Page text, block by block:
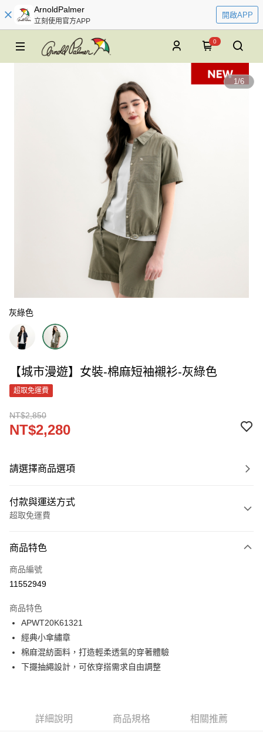
ArnoldPalmer
立刻使用官方APP
開啟APP
0
1/6
灰綠色
【城市漫遊】女裝-棉麻短袖襯衫-灰綠色
超取免運費
NT$2,850
NT$2,280
請選擇商品選項
付款與運送方式
超取免運費
信用卡一次付款
LINE Pay
悠遊付
Google Pay
貨到付款
商品特色
商品編號
11552949
商品特色
APWT20K61321
經典小傘繡章
棉麻混紡面料，打造輕柔透氣的穿著體驗
下擺抽繩設計，可依穿搭需求自由調整
詳細說明 商品規格 相關推薦